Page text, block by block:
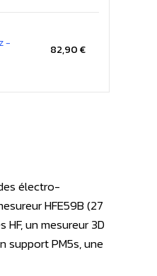
-
82,90 €
électro-
HFE59B (27
HF, un mesureur 3D
support PM5s, une